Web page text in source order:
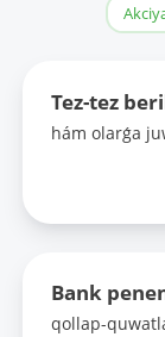
Tez-tez
hám olarǵa
Bank
qollap-